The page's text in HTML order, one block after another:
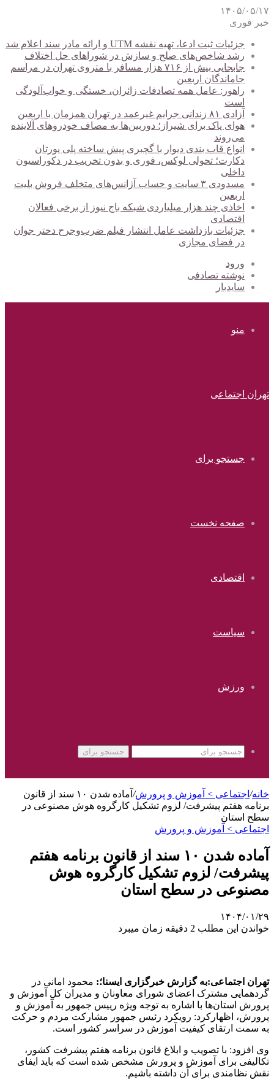
۱۴۰۵/۰۵/۱۷
خبر فوری
جزئیات ثبت ادعا، تهیه نقشه UTM و ارائه مادر سند اعلام شد
رشد شاخص‌های صلح و سازش در شوراهای حل اختلاف
جابجایی بیش از ۷۱۶ هزار مسافر با متروی تهران در مراسم
جاماندگان اربعین
راهور: عامل همه تصادفات زائران، خستگی و خواب‌آلودگی
است
آزادی ۸۱ زندانی جرایم غیرعمد در تهران همزمان با اربعین
هوای پاک برای شیراز؛ دوربین‌ها به مصاف خودروهای آلاینده
می‌روند
انواع قاب بندی دیوار با گچبری پیش ساخته پلی یورتان
دکارت؛ تحولی لوکس، فوری و بدون تخریب در دکوراسیون
داخلی
مسدودی ۳ سایت و حساب آژانس‌های متخلف فروش بلیت
اربعین
اخاذی چند هزار میلیاردی شبکه باج نیوز از برخی فعالان
اقتصادی
جزئیات بازداشت عامل انتشار فیلم ضرب‌وجرح دختر جوان
در فضای مجازی
ورود
نوشته تصادفی
سایدبار
منو
تهران اجتماعی
جستجو برای
صفحه نخست
اقتصادی
سیاست
ورزش
جستجو برای
خانه/ اجتماعی > آموزش و پرورش/
آماده شدن ۱۰ سند از قانون
برنامه هفتم پیشرفت/ لزوم تشکیل کارگروه هوش مصنوعی در
سطح استان
اجتماعی > آموزش و پرورش
آماده شدن ۱۰ سند از قانون برنامه هفتم
پیشرفت/ لزوم تشکیل کارگروه هوش
مصنوعی در سطح استان
۱۴۰۴/۰۱/۲۹
خواندن این مطلب 2 دقیقه زمان میبرد
تهران اجتماعی:به گزارش خبرگزاری ایسنا؛: محمود امانی در
گردهمایی مشترک اعضای شورای معاونان و مدیران کل آموزش و
پرورش استان‌ها با اشاره به توجه ویژه رییس جمهور به آموزش و
پرورش، اظهارکرد: رویکرد رئیس جمهور مشارکت مردم و حرکت
به سمت ارتقای کیفیت آموزش در سراسر کشور است.
وی افزود: با تصویب و ابلاغ قانون برنامه هفتم پیشرفت کشور،
تکالیفی برای آموزش و پرورش مشخص شده است که باید ایفای
نقش‌ نظامندی برای آن داشته باشیم.